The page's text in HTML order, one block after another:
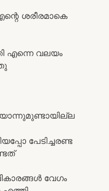
ശരീരമാകെ
വലയം
പേടിച്ചരണ്ട
വേഗം